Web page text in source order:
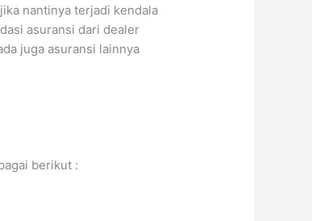
nantinya terjadi kendala
asuransi dari dealer
juga asuransi lainnya
berikut :